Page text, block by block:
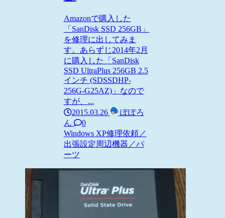
Amazonで購入した
「SanDisk SSD 256GB」
を修理に出してみま
す。あらずじ2014年2月
に購入した「SanDisk
SSD UltraPlus 256GB 2.5
インチ (SDSSDHP-
256G-G25AZ)」なので
すが、...
2015.03.26
ぽぽろ
ん
0
Windows XP修理依頼／
出張設定周辺機器／パ
ーツ